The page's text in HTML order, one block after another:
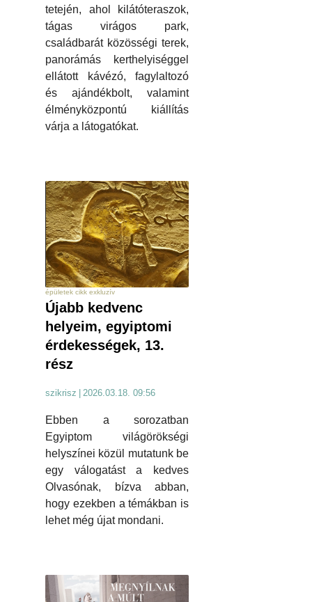
tetején, ahol kilátóteraszok,
tágas virágos park,
családbarát közösségi terek,
panorámás kerthelyiséggel
ellátott kávézó, fagylaltozó
és ajándékbolt, valamint
élményközpontú kiállítás
várja a látogatókat.
épületek cikk exkluzív
Újabb kedvenc
helyeim, egyiptomi
érdekességek, 13.
rész
szikrisz | 2026.03.18. 09:56
Ebben a sorozatban
Egyiptom világörökségi
helyszínei közül mutatunk be
egy válogatást a kedves
Olvasónak, bízva abban,
hogy ezekben a témákban is
lehet még újat mondani.